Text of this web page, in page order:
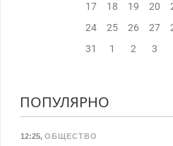
17
18 19 20
24
25 26 27
31
1 2 3
ПОПУЛЯРНО
12:25, ОБЩЕСТВО